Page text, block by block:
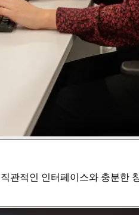
관적인 인터페이스와 충분한